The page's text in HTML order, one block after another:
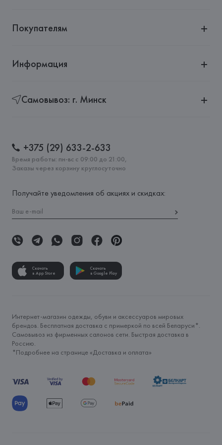
Покупателям
Информация
Самовывоз: г. Минск
+375 (29) 633-2-633
Время работы: пн-вс с 09:00 до 21:00,
Заказы через корзину круглосуточно
Получайте уведомления об акциях и скидках:
Скачать
в App Store
Скачать
в Google Play
Интернет-магазин одежды, обуви и аксессуаров мировых
брендов. Бесплатная доставка с примеркой по всей Беларуси*.
Самовывоз из фирменных салонов сети. Быстрая доставка в
Россию.
*Подробнее на странице «Доставка и оплата»